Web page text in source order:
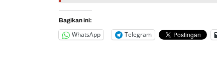
Bagikan ini:
WhatsApp Telegram